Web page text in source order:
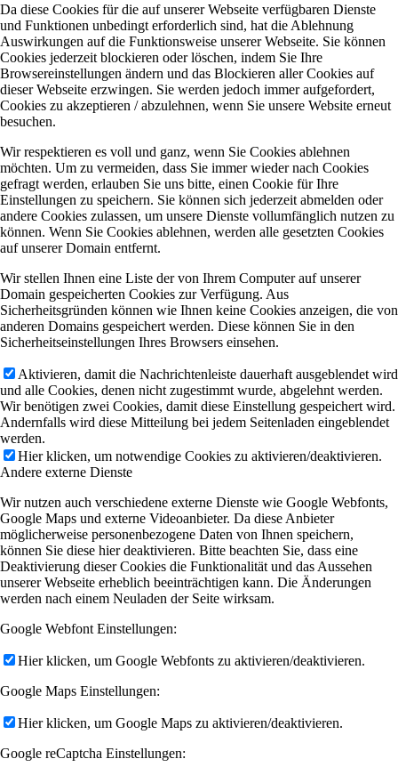
Da diese Cookies für die auf unserer Webseite verfügbaren Dienste
und Funktionen unbedingt erforderlich sind, hat die Ablehnung
Auswirkungen auf die Funktionsweise unserer Webseite. Sie können
Cookies jederzeit blockieren oder löschen, indem Sie Ihre
Browsereinstellungen ändern und das Blockieren aller Cookies auf
dieser Webseite erzwingen. Sie werden jedoch immer aufgefordert,
Cookies zu akzeptieren / abzulehnen, wenn Sie unsere Website erneut
besuchen.
Wir respektieren es voll und ganz, wenn Sie Cookies ablehnen
möchten. Um zu vermeiden, dass Sie immer wieder nach Cookies
gefragt werden, erlauben Sie uns bitte, einen Cookie für Ihre
Einstellungen zu speichern. Sie können sich jederzeit abmelden oder
andere Cookies zulassen, um unsere Dienste vollumfänglich nutzen zu
können. Wenn Sie Cookies ablehnen, werden alle gesetzten Cookies
auf unserer Domain entfernt.
Wir stellen Ihnen eine Liste der von Ihrem Computer auf unserer
Domain gespeicherten Cookies zur Verfügung. Aus
Sicherheitsgründen können wie Ihnen keine Cookies anzeigen, die von
anderen Domains gespeichert werden. Diese können Sie in den
Sicherheitseinstellungen Ihres Browsers einsehen.
Aktivieren, damit die Nachrichtenleiste dauerhaft ausgeblendet wird
und alle Cookies, denen nicht zugestimmt wurde, abgelehnt werden.
Wir benötigen zwei Cookies, damit diese Einstellung gespeichert wird.
Andernfalls wird diese Mitteilung bei jedem Seitenladen eingeblendet
werden.
Hier klicken, um notwendige Cookies zu aktivieren/deaktivieren.
Andere externe Dienste
Wir nutzen auch verschiedene externe Dienste wie Google Webfonts,
Google Maps und externe Videoanbieter. Da diese Anbieter
möglicherweise personenbezogene Daten von Ihnen speichern,
können Sie diese hier deaktivieren. Bitte beachten Sie, dass eine
Deaktivierung dieser Cookies die Funktionalität und das Aussehen
unserer Webseite erheblich beeinträchtigen kann. Die Änderungen
werden nach einem Neuladen der Seite wirksam.
Google Webfont Einstellungen:
Hier klicken, um Google Webfonts zu aktivieren/deaktivieren.
Google Maps Einstellungen:
Hier klicken, um Google Maps zu aktivieren/deaktivieren.
Google reCaptcha Einstellungen: